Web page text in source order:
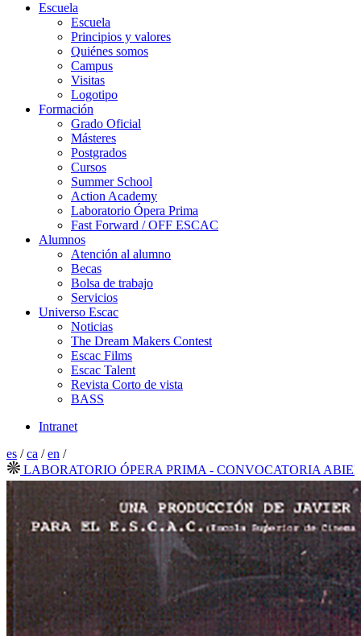
Escuela
Escuela
Principios y valores
Quiénes somos
Campus
Visitas
Logotipo
Formación
Grado Oficial
Másteres
Postgrados
Cursos
Summer School
Action Academy
Laboratorio Ópera Prima
Fast Forward / OFF ESCAC
Alumnos
Atención al alumno
Becas
Bolsa de trabajo
Servicios
Universo Escac
Noticias
The Dream Makers Contest
Escac Films
Escac Talent
Revista Corto de vista
BASS
Intranet
es /ca /en /
ÓPERA PRIMA - CONVOCATORIA ABIERTA